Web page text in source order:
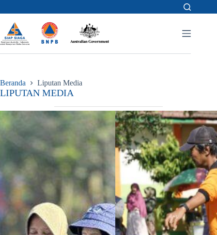
to
content
Beranda Liputan Media
LIPUTAN MEDIA